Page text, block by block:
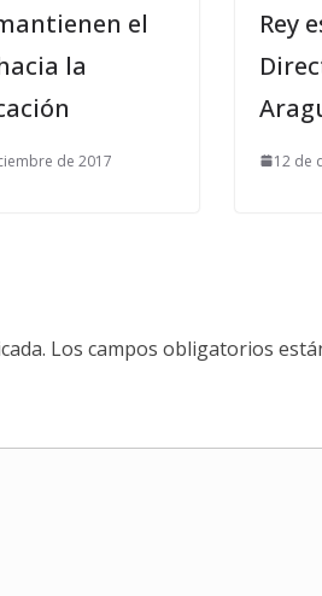
el
la
de 2017
Rey
12 de
Los campos obligatorios